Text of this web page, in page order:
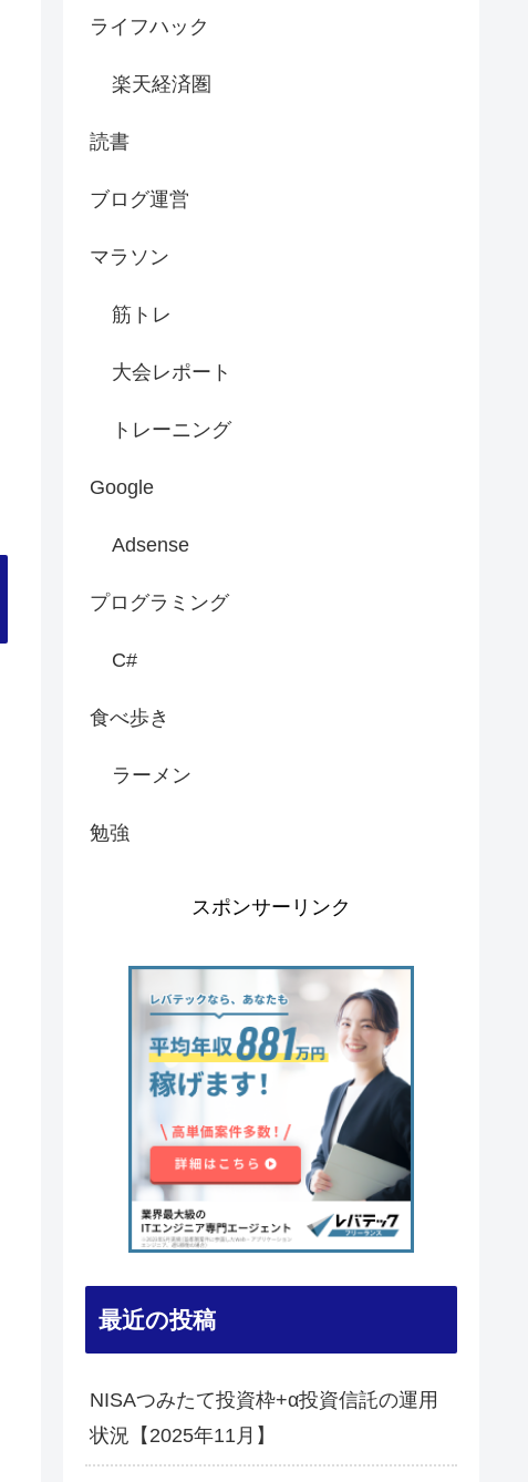
ライフハック
楽天経済圏
読書
ブログ運営
マラソン
筋トレ
大会レポート
トレーニング
Google
Adsense
プログラミング
C#
食べ歩き
ラーメン
勉強
スポンサーリンク
最近の投稿
NISAつみたて投資枠+α投資信託の運用
状況【2025年11月】